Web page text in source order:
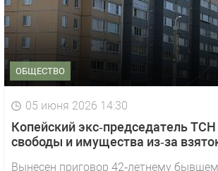
ОБЩЕСТВО
05 июня 2026 14:30
Копейский экс‑председатель
свободы и имущества из‑за
Вынесен приговор 42‑летнему